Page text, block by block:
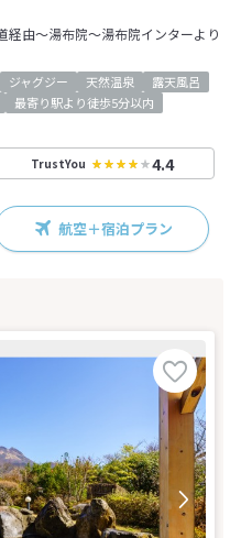
由～湯布院～湯布院インターより
ジャグジー 天然温泉
露天風呂
最寄り駅より徒歩5分以内
TrustYou 4.4
航空＋宿泊プラン